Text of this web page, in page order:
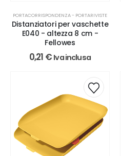
PORTACORRISPONDENZA - PORTARIVISTE
Distanziatori per vaschette
E040 - altezza 8 cm -
Fellowes
0,21 € Iva inclusa